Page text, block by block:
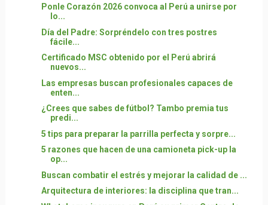
Ponle Corazón 2026 convoca al Perú a unirse por
lo...
Día del Padre: Sorpréndelo con tres postres
fácile...
Certificado MSC obtenido por el Perú abrirá
nuevos...
Las empresas buscan profesionales capaces de
enten...
¿Crees que sabes de fútbol? Tambo premia tus
predi...
5 tips para preparar la parrilla perfecta y sorpre...
5 razones que hacen de una camioneta pick-up la
op...
Buscan combatir el estrés y mejorar la calidad de ...
Arquitectura de interiores: la disciplina que tran...